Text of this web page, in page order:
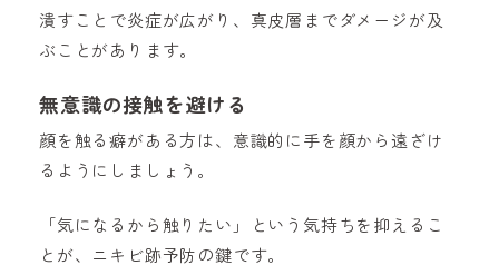
潰すことで炎症が広がり、真皮層までダメージが及
ぶことがあります。
無意識の接触を避ける
顔を触る癖がある方は、意識的に手を顔から遠ざけ
るようにしましょう。
「気になるから触りたい」という気持ちを抑えるこ
とが、ニキビ跡予防の鍵です。